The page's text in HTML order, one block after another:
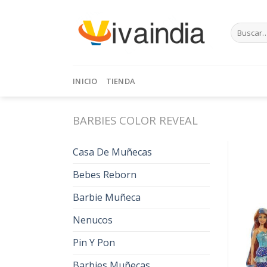
Buscar
por:
INICIO TIENDA
BARBIES COLOR REVEAL
Casa De Muñecas
Bebes Reborn
Barbie Muñeca
Nenucos
Pin Y Pon